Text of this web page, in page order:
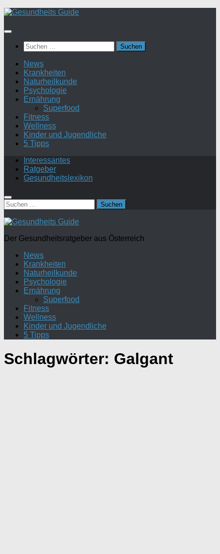
Suchen
nach:
News
Krankheiten
Naturheilkunde
Psychologie
Ernährung
Superfood
Fitness
Wellness
Kinder und Jugendliche
5 Tipps
Interessantes
Ratgeber
Gesundheitslexikon
Suchen
nach:
Der Gesundheitsratgeber aus Österreich
News
Krankheiten
Naturheilkunde
Psychologie
Ernährung
Superfood
Fitness
Wellness
Kinder und Jugendliche
5 Tipps
Schlagwörter: Galgant